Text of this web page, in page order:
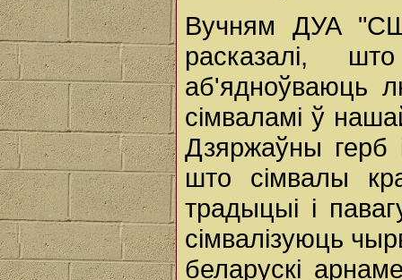
Вучням ДУА
расказалі,
аб'ядноўваюць
сімваламі ў
Дзяржаўны герб
што сімвалы
традыцыі і
сімвалізуюць
беларускі